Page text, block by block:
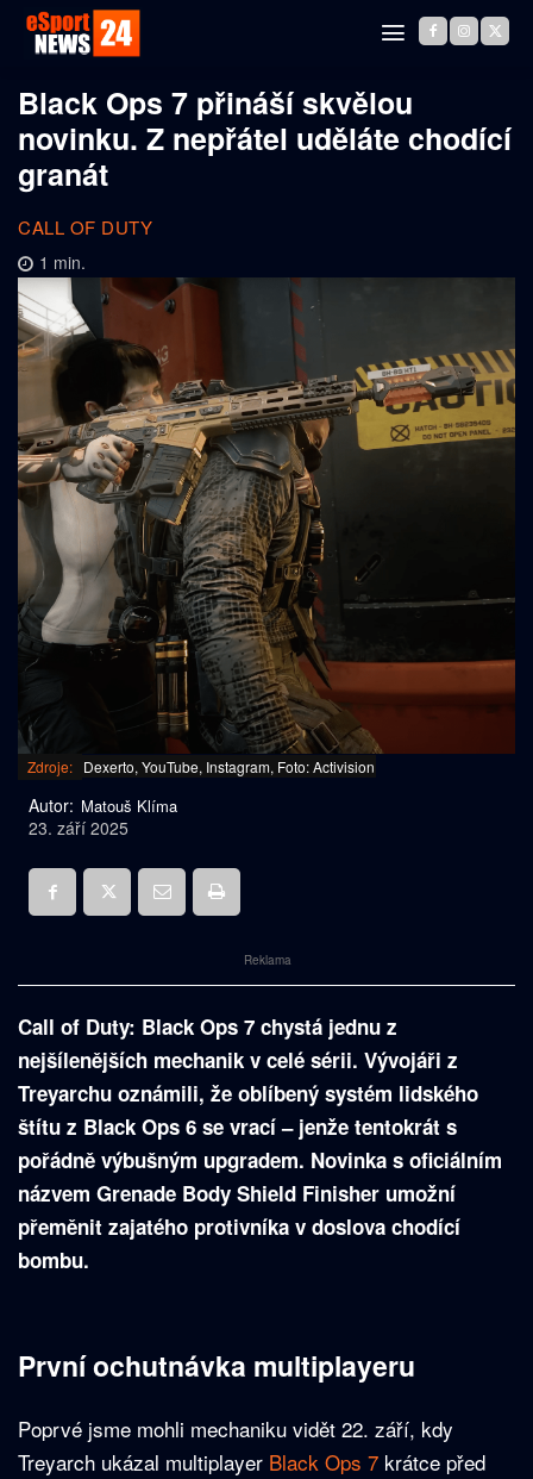
Black Ops 7 přináší skvělou
novinku. Z nepřátel uděláte chodící
granát
CALL OF DUTY
1 min.
Zdroje: Dexerto, YouTube, Instagram, Foto: Activision
Autor: Matouš Klíma
23. září 2025
Reklama
Call of Duty: Black Ops 7 chystá jednu z
nejšílenějších mechanik v celé sérii. Vývojáři z
Treyarchu oznámili, že oblíbený systém lidského
štítu z Black Ops 6 se vrací – jenže tentokrát s
pořádně výbušným upgradem. Novinka s oficiálním
názvem Grenade Body Shield Finisher umožní
přeměnit zajatého protivníka v doslova chodící
bombu.
První ochutnávka multiplayeru
Poprvé jsme mohli mechaniku vidět 22. září, kdy
Treyarch ukázal multiplayer Black Ops 7 krátce před